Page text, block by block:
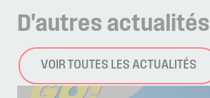
D'autres actualités
VOIR TOUTES LES ACTUALITÉS